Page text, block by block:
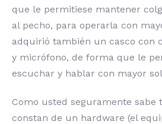
que le permitiese mantener
al pecho, para operarla con
adquirió también un casco con
y micrófono, de forma que le
escuchar y hablar con mayor
Como usted seguramente sabe
constan de un hardware (el